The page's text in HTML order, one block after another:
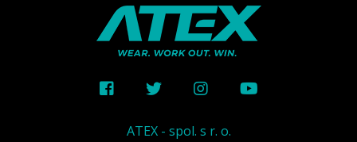
ATEX - spol. s r. o.